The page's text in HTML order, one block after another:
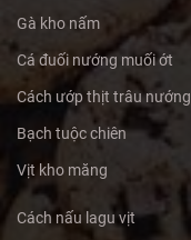
Gà kho nấm
Cá đuối nướng muối ớt
Cách ướp thịt trâu nướng
Bạch tuộc chiên
Vịt kho măng
Cách nấu lagu vịt